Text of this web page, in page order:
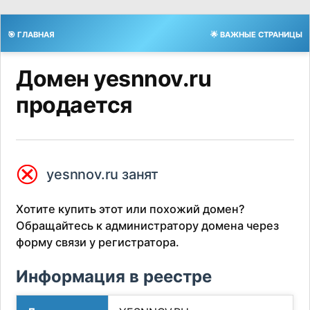
🎯 ГЛАВНАЯ 🌟 ВАЖНЫЕ СТРАНИЦЫ
Домен yesnnov.ru
продается
⮿ yesnnov.ru занят
Хотите купить этот или похожий домен?
Обращайтесь к администратору домена через
форму связи у регистратора.
Информация в реестре